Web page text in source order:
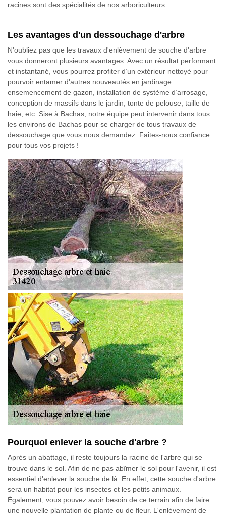
racines sont des spécialités de nos arboriculteurs.
Les avantages d'un dessouchage d'arbre
N'oubliez pas que les travaux d'enlèvement de souche d'arbre
vous donneront plusieurs avantages. Avec un résultat performant
et instantané, vous pourrez profiter d’un extérieur nettoyé pour
pourvoir entamer d'autres nouveautés en jardinage :
ensemencement de gazon, installation de système d’arrosage,
conception de massifs dans le jardin, tonte de pelouse, taille de
haie, etc. Sise à Bachas, notre équipe peut intervenir dans tous
les environs de Bachas pour se charger de tous travaux de
dessouchage que vous nous demandez. Faites-nous confiance
pour tous vos projets !
Pourquoi enlever la souche d'arbre ?
Après un abattage, il reste toujours la racine de l'arbre qui se
trouve dans le sol. Afin de ne pas abîmer le sol pour l'avenir, il est
essentiel d'enlever la souche de là. En effet, cette souche d'arbre
sera un habitat pour les insectes et les petits animaux.
Également, vous pouvez avoir besoin de ce terrain afin de faire
une nouvelle plantation de plante ou de fleur. L'enlèvement de